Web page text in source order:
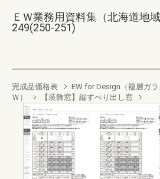
ＥＷ業務用資料集（北海道地
249(250-251)
完成品価格表
EW for Design（複層ガ
Ｗ）
【装飾窓】縦すべり出し窓